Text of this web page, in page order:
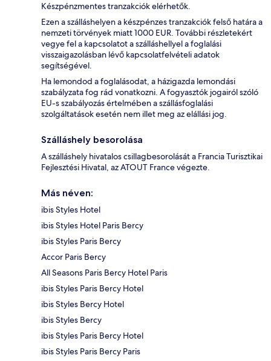
Készpénzmentes tranzakciók elérhetők.
Ezen a szálláshelyen a készpénzes tranzakciók felső határa a
nemzeti törvények miatt 1000 EUR. További részletekért
vegye fel a kapcsolatot a szálláshellyel a foglalási
visszaigazolásban lévő kapcsolatfelvételi adatok
segítségével.
Ha lemondod a foglalásodat, a házigazda lemondási
szabályzata fog rád vonatkozni. A fogyasztók jogairól szóló
EU-s szabályozás értelmében a szállásfoglalási
szolgáltatások esetén nem illet meg az elállási jog.
Szálláshely besorolása
A szálláshely hivatalos csillagbesorolását a Francia Turisztikai
Fejlesztési Hivatal, az ATOUT France végezte.
Más néven:
ibis Styles Hotel
ibis Styles Hotel Paris Bercy
ibis Styles Paris Bercy
Accor Paris Bercy
All Seasons Paris Bercy Hotel Paris
ibis Styles Paris Bercy Hotel
ibis Styles Bercy Hotel
ibis Styles Bercy
ibis Styles Paris Bercy Hotel
ibis Styles Paris Bercy Paris